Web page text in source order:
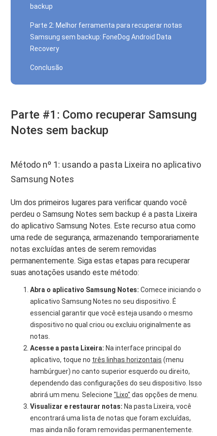
backup
Parte 2: Melhor ferramenta para recuperar notas
Samsung sem backup: FoneDog Android Data
Recovery
Conclusão
Parte #1: Como recuperar Samsung
Notes sem backup
Método nº 1: usando a pasta Lixeira no aplicativo
Samsung Notes
Um dos primeiros lugares para verificar quando você
perdeu o Samsung Notes sem backup é a pasta Lixeira
do aplicativo Samsung Notes. Este recurso atua como
uma rede de segurança, armazenando temporariamente
notas excluídas antes de serem removidas
permanentemente. Siga estas etapas para recuperar
suas anotações usando este método:
Abra o aplicativo Samsung Notes: Comece iniciando o
aplicativo Samsung Notes no seu dispositivo. É
essencial garantir que você esteja usando o mesmo
dispositivo no qual criou ou excluiu originalmente as
notas.
Acesse a pasta Lixeira: Na interface principal do
aplicativo, toque no três linhas horizontais (menu
hambúrguer) no canto superior esquerdo ou direito,
dependendo das configurações do seu dispositivo. Isso
abrirá um menu. Selecione"Lixo" das opções de menu.
Visualizar e restaurar notas: Na pasta Lixeira, você
encontrará uma lista de notas que foram excluídas,
mas ainda não foram removidas permanentemente.